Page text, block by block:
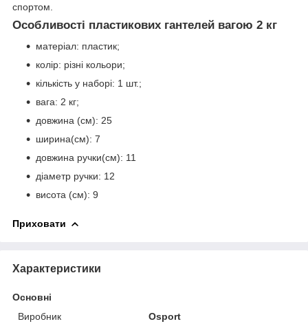
спортом.
Особливості пластикових гантелей вагою 2 кг
матеріал: пластик;
колір: різні кольори;
кількість у наборі: 1 шт.;
вага: 2 кг;
довжина (см): 25
ширина(см): 7
довжина ручки(см): 11
діаметр ручки: 12
висота (см): 9
Приховати
Характеристики
Основні
Виробник
Osport